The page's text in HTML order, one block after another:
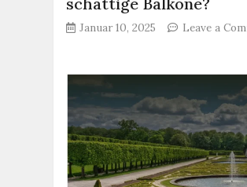
Januar 10, 2025 Leave a